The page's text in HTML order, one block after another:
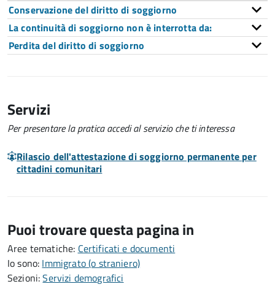
Conservazione del diritto di soggiorno
La continuità di soggiorno non è interrotta da:
Perdita del diritto di soggiorno
Servizi
Per presentare la pratica accedi al servizio che ti interessa
Rilascio dell'attestazione di soggiorno permanente per
cittadini comunitari
Puoi trovare questa pagina in
Aree tematiche: Certificati e documenti
Io sono: Immigrato (o straniero)
Sezioni:Servizi demografici